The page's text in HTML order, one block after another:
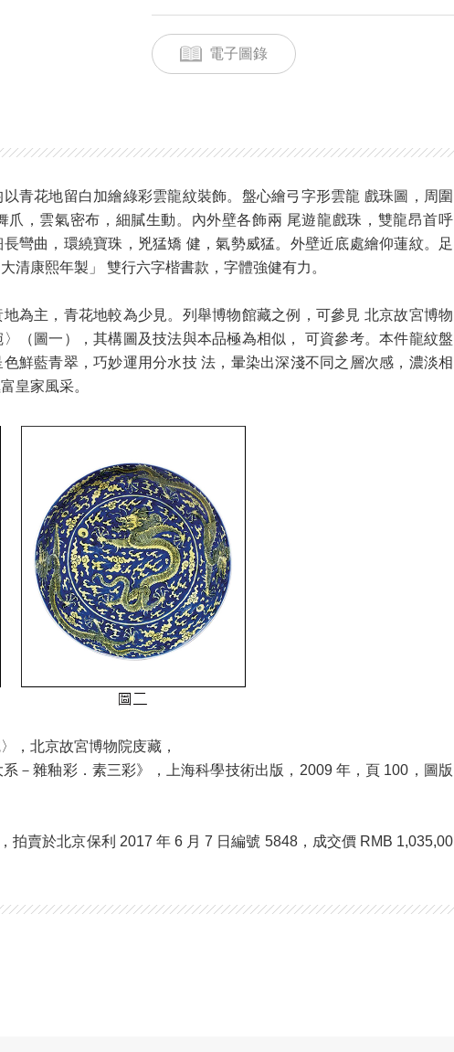
電子圖錄
青花地留白加繪綠彩雲龍紋裝飾。盤心繪弓字形雲龍 戲珠圖，周圍
爪，雲氣密布，細膩生動。內外壁各飾兩 尾遊龍戲珠，雙龍昂首呼
彎曲，環繞寶珠，兇猛矯 健，氣勢威猛。外壁近底處繪仰蓮紋。足
清康熙年製」 雙行六字楷書款，字體強健有力。
為主，青花地較為少見。列舉博物館藏之例，可參見 北京故宮博物
（圖一），其構圖及技法與本品極為相似， 可資參考。本件龍紋盤
鮮藍青翠，巧妙運用分水技 法，暈染出深淺不同之層次感，濃淡相
皇家風采。
，北京故宮博物院庋藏，
－雜釉彩．素三彩》，上海科學技術出版，2009 年，頁 100，圖版
拍賣於北京保利 2017 年 6 月 7 日編號 5848，成交價 RMB 1,035,00